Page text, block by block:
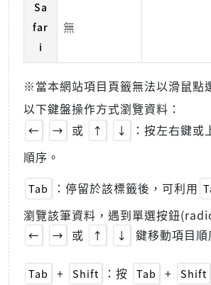
Sa
far
i
無
※當本網站項目頁籤無法以滑鼠點
以下鍵盤操作方式瀏覽資料：
← → 或 ↑ ↓
：按左右鍵
順序。
Tab ：停留於該標籤後，可利用
瀏覽該筆資料，遇到單選按鈕
← → 或 ↑ ↓ 鍵移動項目順
Tab + Shift ：按 Tab + Shift